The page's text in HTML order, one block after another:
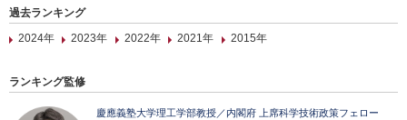
過去ランキング
2024年
2023年 2022年 2021年 2015年
ランキング監修
慶應義塾大学理工学部教授／内閣府 上席科学技術政策フェロー